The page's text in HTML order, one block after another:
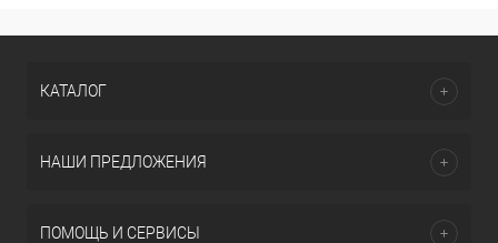
КАТАЛОГ
НАШИ ПРЕДЛОЖЕНИЯ
ПОМОЩЬ И СЕРВИСЫ